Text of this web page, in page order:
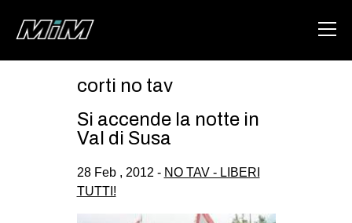
ABOUT
AREA
corti no tav
Si accende la notte in
Val di Susa
28 Feb , 2012 - NO TAV - LIBERI
TUTTI!